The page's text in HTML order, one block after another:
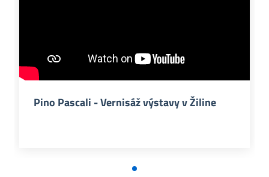
Pino Pascali - Vernisáž výstavy v Žiline